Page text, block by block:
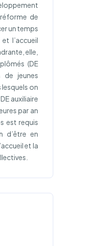
de
un temps
l’accueil
elle,
(DE
de jeunes
on
auxiliaire
par an
est requis
d’être en
et la